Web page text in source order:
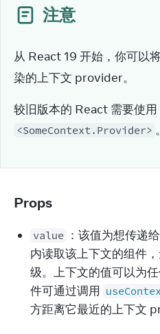
注意
从 React 19 开始，你可以
染的上下文 provider。
<SomeContext.Provider> 。
Props
value ：该值为想传递
内读取该上下文的组件
级。上下文的值可以为
件可通过调用
方距离它最近的上下文